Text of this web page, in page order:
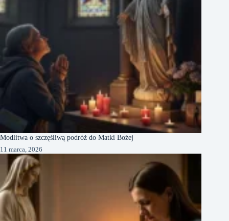
Modlitwa o szczęśliwą podróż do Matki Bożej
11 marca, 2026